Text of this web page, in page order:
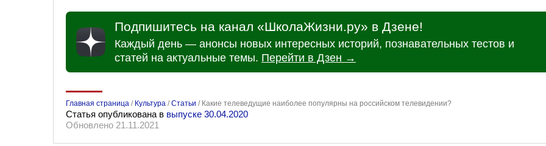
Подпишитесь на канал «ШколаЖизни.ру» в Дзене!
Каждый день — анонсы новых интересных историй, познавательных тестов и
статей на актуальные темы. Перейти в Дзен →
Главная страница / Культура /Статьи / Какие телеведущие наиболее популярны на российском телевидении?
Статья опубликована в выпуске 30.04.2020
Обновлено 21.11.2021